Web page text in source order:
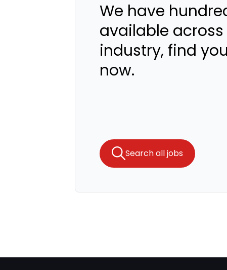
We have
available
industry, find
now.
Search all jobs